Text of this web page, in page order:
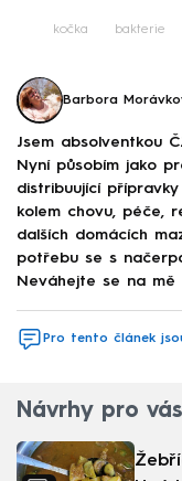
kočka bakterie
Barbora
Jsem absolventkou
Nyní působím jako
distribuující
kolem chovu, péče,
dalších domácích
potřebu se s
Neváhejte se na mě
Pro tento článek
Návrhy pro vás